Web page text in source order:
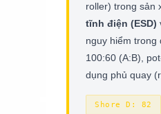
roller) trong sản
tĩnh điện (ESD)
nguy hiểm trong
100:60 (A:B),
dụng phủ quay
Shore D: 82